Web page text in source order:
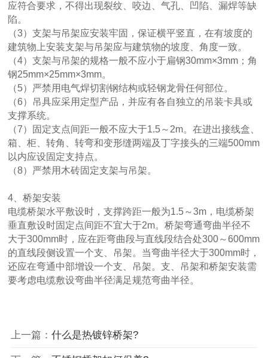
应符合要求，不得出现裂纹、咬边、气孔、凹陷、漏焊等缺
陷。
（3）支架与吊架应安装牢固，保证横平竖直，在有坡度的
建筑物上安装支架与吊架应与建筑物的坡度、角度一致。
（4）支架与吊架的规格一般不应小于扁钢30mm×3mm；角
钢25mm×25mm×3mm。
（5）严禁用电气焊切割钢结构或轻钢龙骨任何部位。
（6）吊具应采用定型产品，并应有各自独立的吊装卡具或
支撑系统。
（7）固定支点间距一般不应大于1.5～2m。在进出接线盒、
箱、柜、转角、转弯和变形缝两端及丁字接头的三端500mm
以内应设固定支持点。
（8）严禁用木砖固定支架与吊架。
4、桥架安装
电缆桥架水平敷设时，支撑跨距一般为1.5～3m，电缆桥架
垂直敷设时固定点间距不宜大于2m。桥架弯通弯曲半径不
大于300mm时，应在距弯曲段与直线段结合处300～600mm
的直线段侧设置一个支、吊架。当弯曲半径大于300mm时，
还应在弯通中部增设一个支、吊架。支、吊架和桥架安装需
要考虑电缆敷设弯曲半径满足规范弯曲半径。
上一篇： 什么是热镀锌桥架?